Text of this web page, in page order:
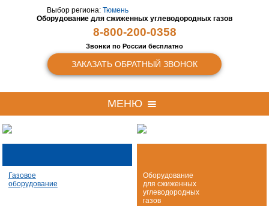
Выбор региона: Тюмень
Оборудование для сжиженных углеводородных газов
8-800-200-0358
Звонки по России бесплатно
ЗАКАЗАТЬ ОБРАТНЫЙ ЗВОНОК
МЕНЮ
Газовое
оборудование
Оборудование
для сжиженных
углеводородных
газов